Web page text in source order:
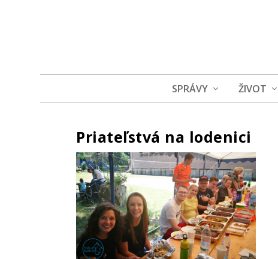
SPRÁVY ŽIVOT
Priateľstvá na lodenici